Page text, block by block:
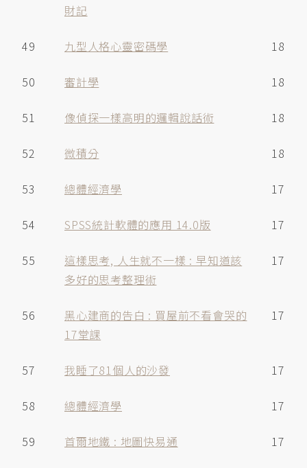
財記
49 九型人格心靈密碼學 18
50 審計學 18
51 像偵探一樣高明的邏輯說話術 18
52 微積分 18
53 總體經濟學 17
54 SPSS統計軟體的應用 14.0版 17
55
這樣思考, 人生就不一樣 : 早知道該
多好的思考整理術
17
56
黑心建商的告白 : 買屋前不看會哭的
17堂課
17
57 我睡了81個人的沙發 17
58 總體經濟學 17
59 首爾地鐵 : 地圖快易通 17